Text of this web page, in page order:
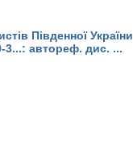
Південної України
3...: автореф. дис. ...